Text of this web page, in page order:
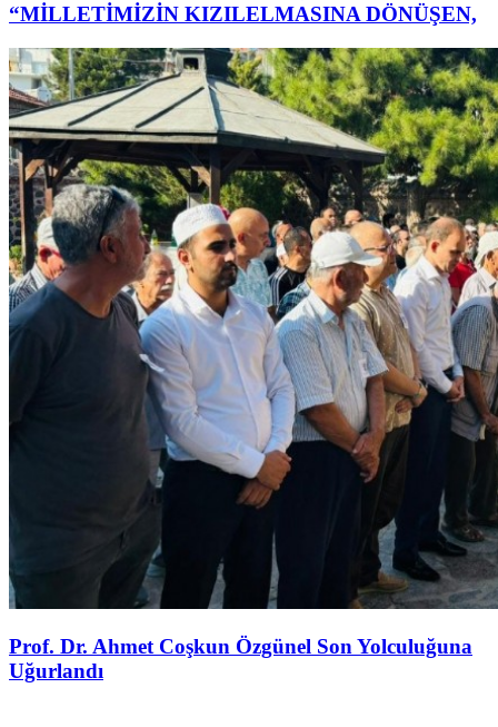
“MİLLETİMİZİN KIZILELMASINA DÖNÜŞEN,
Prof. Dr. Ahmet Coşkun Özgünel Son Yolculuğuna
Uğurlandı